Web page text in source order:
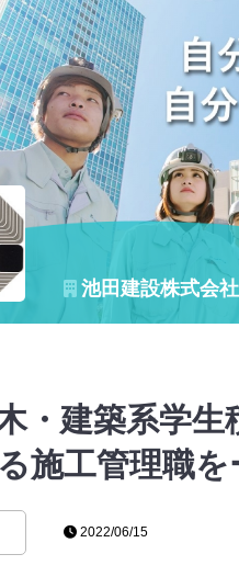
池田建設株式会社
・建築系学
施工管理職を
2022/06/15